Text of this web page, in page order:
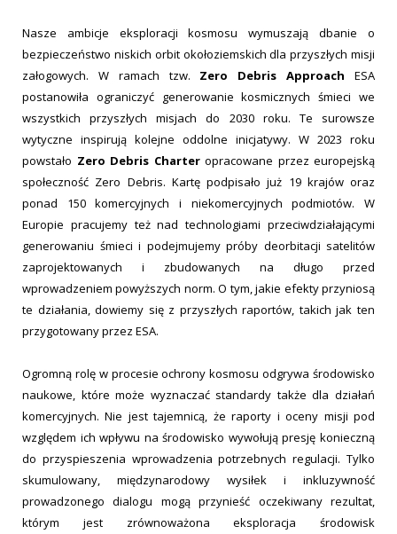
Nasze ambicje eksploracji kosmosu wymuszają dbanie o
bezpieczeństwo niskich orbit okołoziemskich dla przyszłych misji
załogowych. W ramach tzw. Zero Debris Approach ESA
postanowiła ograniczyć generowanie kosmicznych śmieci we
wszystkich przyszłych misjach do 2030 roku. Te surowsze
wytyczne inspirują kolejne oddolne inicjatywy. W 2023 roku
powstało Zero Debris Charteropracowane przez europejską
społeczność Zero Debris. Kartę podpisało już 19 krajów oraz
ponad 150 komercyjnych i niekomercyjnych podmiotów. W
Europie pracujemy też nad technologiami przeciwdziałającymi
generowaniu śmieci i podejmujemy próby deorbitacji satelitów
zaprojektowanych i zbudowanych na długo przed
wprowadzeniem powyższych norm. O tym, jakie efekty przyniosą
te działania, dowiemy się z przyszłych raportów, takich jak ten
przygotowany przez ESA.
Ogromną rolę w procesie ochrony kosmosu odgrywa środowisko
naukowe, które może wyznaczać standardy także dla działań
komercyjnych. Nie jest tajemnicą, że raporty i oceny misji pod
względem ich wpływu na środowisko wywołują presję konieczną
do przyspieszenia wprowadzenia potrzebnych regulacji. Tylko
skumulowany, międzynarodowy wysiłek i inkluzywność
prowadzonego dialogu mogą przynieść oczekiwany rezultat,
którym jest zrównoważona eksploracja środowisk